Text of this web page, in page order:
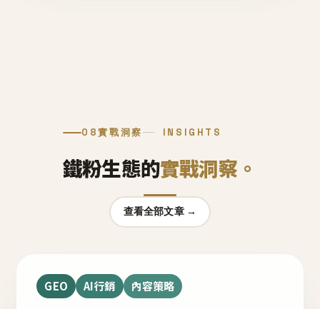
08實戰洞察 INSIGHTS
鐵粉生態的實戰洞察。
查看全部文章 →
GEO AI行銷 內容策略